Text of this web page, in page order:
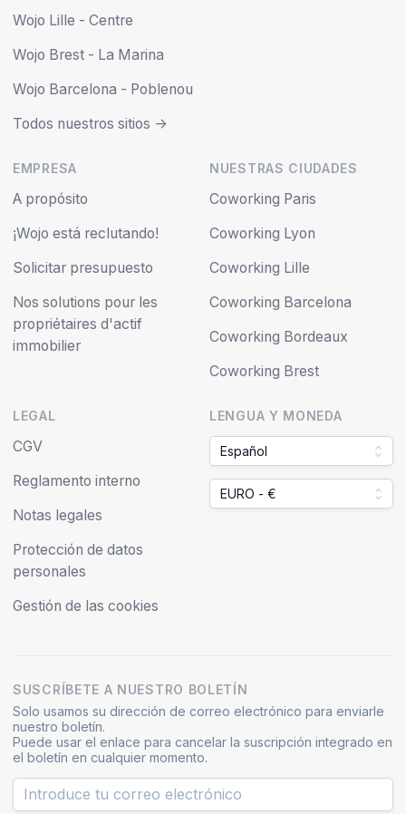
Wojo Lille - Centre
Wojo Brest - La Marina
Wojo Barcelona - Poblenou
Todos nuestros sitios ->
EMPRESA
A propósito
¡Wojo está reclutando!
Solicitar presupuesto
Nos solutions pour les
propriétaires d'actif
immobilier
NUESTRAS CIUDADES
Coworking Paris
Coworking Lyon
Coworking Lille
Coworking Barcelona
Coworking Bordeaux
Coworking Brest
LEGAL
CGV
Reglamento interno
Notas legales
Protección de datos
personales
Gestión de las cookies
LENGUA Y MONEDA
Español
EURO - €
SUSCRÍBETE A NUESTRO BOLETÍN
Solo usamos su dirección de correo electrónico para enviarle
nuestro boletín.
Puede usar el enlace para cancelar la suscripción integrado en
el boletín en cualquier momento.